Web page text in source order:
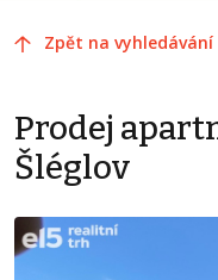
Zpět na vyhledávání
Prodej
Šléglov